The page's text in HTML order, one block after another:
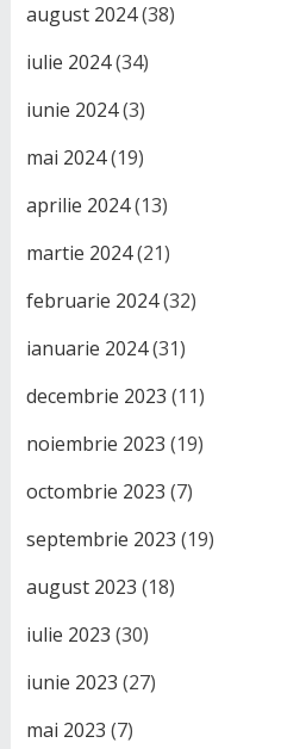
august 2024(38)
iulie 2024(34)
iunie 2024(3)
mai 2024(19)
aprilie 2024(13)
martie 2024(21)
februarie 2024(32)
ianuarie 2024(31)
decembrie 2023 (11)
noiembrie 2023 (19)
octombrie 2023 (7)
septembrie 2023 (19)
august 2023 (18)
iulie 2023 (30)
iunie 2023 (27)
mai 2023 (7)